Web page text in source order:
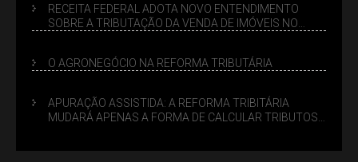
RECEITA FEDERAL ADOTA NOVO ENTENDIMENTO
SOBRE A TRIBUTAÇÃO DA VENDA DE IMÓVEIS NO
O AGRONEGÓCIO NA REFORMA TRIBUTÁRIA
APURAÇÃO ASSISTIDA: A REFORMA TRIBITÁRIA
MUDARÁ APENAS A FORMA DE CALCULAR TRIBUTOS